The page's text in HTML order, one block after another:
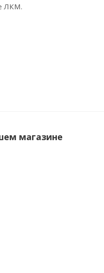
ЛКМ.
магазине